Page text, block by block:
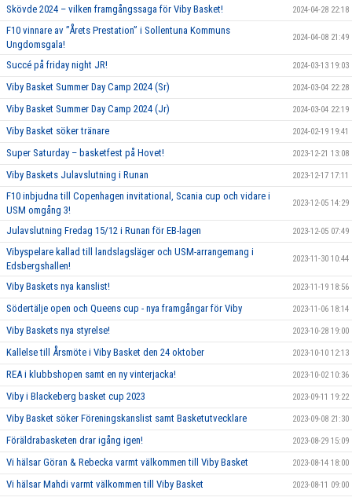
Skövde 2024 – vilken framgångssaga för Viby Basket! 2024-04-28 22:18
F10 vinnare av ”Årets Prestation” i Sollentuna Kommuns
Ungdomsgala!
2024-04-08 21:49
Succé på friday night JR! 2024-03-13 19:03
Viby Basket Summer Day Camp 2024 (Sr) 2024-03-04 22:28
Viby Basket Summer Day Camp 2024 (Jr) 2024-03-04 22:19
Viby Basket söker tränare 2024-02-19 19:41
Super Saturday – basketfest på Hovet! 2023-12-21 13:08
Viby Baskets Julavslutning i Runan 2023-12-17 17:11
F10 inbjudna till Copenhagen invitational, Scania cup och vidare i
USM omgång 3!
2023-12-05 14:29
Julavslutning Fredag 15/12 i Runan för EB-lagen 2023-12-05 07:49
Vibyspelare kallad till landslagsläger och USM-arrangemang i
Edsbergshallen!
2023-11-30 10:44
Viby Baskets nya kanslist! 2023-11-19 18:56
Södertälje open och Queens cup - nya framgångar för Viby 2023-11-06 18:14
Viby Baskets nya styrelse! 2023-10-28 19:00
Kallelse till Årsmöte i Viby Basket den 24 oktober 2023-10-10 12:13
REA i klubbshopen samt en ny vinterjacka! 2023-10-02 10:36
Viby i Blackeberg basket cup 2023 2023-09-11 19:22
Viby Basket söker Föreningskanslist samt Basketutvecklare 2023-09-08 21:30
Föräldrabasketen drar igång igen! 2023-08-29 15:09
Vi hälsar Göran & Rebecka varmt välkommen till Viby Basket 2023-08-14 18:00
Vi hälsar Mahdi varmt välkommen till Viby Basket 2023-08-11 09:00